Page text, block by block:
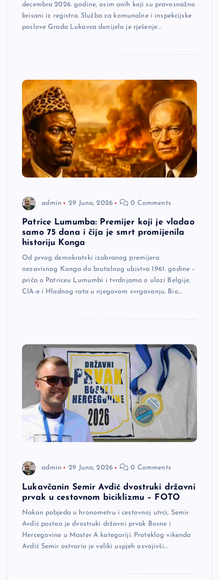
decembra 2026. godine, osim onih koji su pravosnažno
brisani iz registra. Služba za komunalne i inspekcijske
poslove Grada Lukavca donijela je rješenje…
admin 29 Juna, 2026 0 Comments
Patrice Lumumba: Premijer koji je vladao
samo 75 dana i čija je smrt promijenila
historiju Konga
Od prvog demokratski izabranog premijera
nezavisnog Konga do brutalnog ubistva 1961. godine –
priča o Patriceu Lumumbi i tvrdnjama o ulozi Belgije,
CIA-e i Hladnog rata u njegovom svrgavanju. Bio…
admin 29 Juna, 2026 0 Comments
Lukavčanin Semir Avdić dvostruki državni
prvak u cestovnom biciklizmu – FOTO
Nakon pobjeda u hronometru i cestovnoj utrci, Semir
Avdić postao je dvostruki državni prvak Bosne i
Hercegovine u Master A kategoriji. Proteklog vikenda
Avdić Semir ostvario je veliki uspjeh osvojivši…